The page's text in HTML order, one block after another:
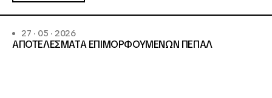
27 · 05 · 2026
ΑΠΟΤΕΛΕΣΜΑΤΑ ΕΠΙΜΟΡΦΟΥΜΕΝΩΝ ΠΕΠΑΛ